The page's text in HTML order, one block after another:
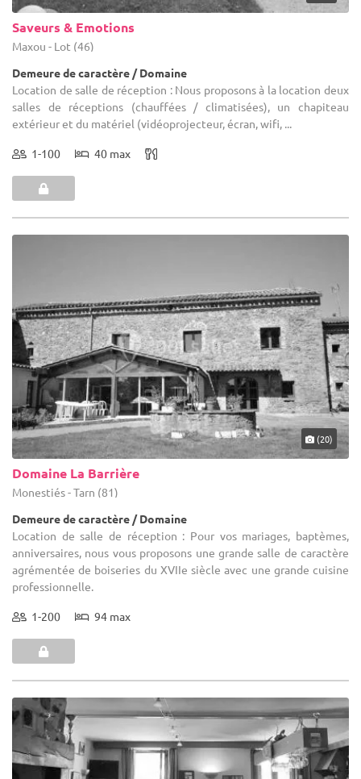
Saveurs & Emotions
Maxou - Lot (46)
Demeure de caractère / Domaine
Location de salle de réception : Nous proposons à la location deux
salles de réceptions (chauffées / climatisées), un chapiteau
extérieur et du matériel (vidéoprojecteur, écran, wifi, ...
1-100 40 max
(20)
Domaine La Barrière
Monestiés - Tarn (81)
Demeure de caractère / Domaine
Location de salle de réception : Pour vos mariages, baptèmes,
anniversaires, nous vous proposons une grande salle de caractère
agrémentée de boiseries du XVIIe siècle avec une grande cuisine
professionnelle.
1-200 94 max